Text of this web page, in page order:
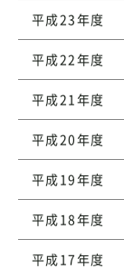
平成23年度
平成22年度
平成21年度
平成20年度
平成19年度
平成18年度
平成17年度